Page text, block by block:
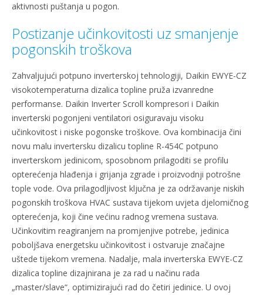
aktivnosti puštanja u pogon.
Postizanje učinkovitosti uz smanjenje
pogonskih troškova
Zahvaljujući potpuno inverterskoj tehnologiji, Daikin EWYE-CZ
visokotemperaturna dizalica topline pruža izvanredne
performanse. Daikin Inverter Scroll kompresori i Daikin
inverterski pogonjeni ventilatori osiguravaju visoku
učinkovitost i niske pogonske troškove. Ova kombinacija čini
novu malu invertersku dizalicu topline R-454C potpuno
inverterskom jedinicom, sposobnom prilagoditi se profilu
opterećenja hlađenja i grijanja zgrade i proizvodnji potrošne
tople vode. Ova prilagodljivost ključna je za održavanje niskih
pogonskih troškova HVAC sustava tijekom uvjeta djelomičnog
opterećenja, koji čine većinu radnog vremena sustava.
Učinkovitim reagiranjem na promjenjive potrebe, jedinica
poboljšava energetsku učinkovitost i ostvaruje značajne
uštede tijekom vremena. Nadalje, mala inverterska EWYE-CZ
dizalica topline dizajnirana je za rad u načinu rada
„master/slave“, optimizirajući rad do četiri jedinice. U ovoj